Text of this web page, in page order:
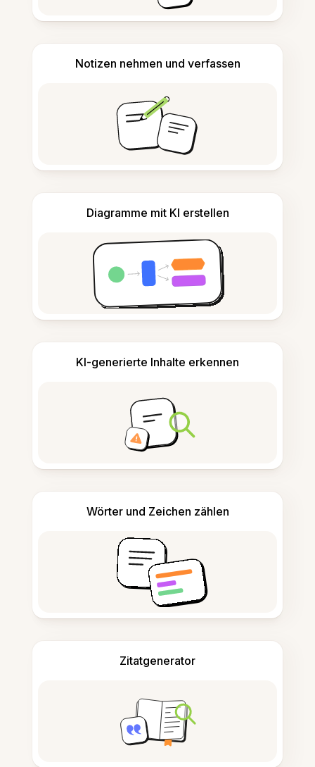
Notizen nehmen und verfassen
Diagramme mit KI erstellen
KI-generierte Inhalte erkennen
Wörter und Zeichen zählen
Zitatgenerator